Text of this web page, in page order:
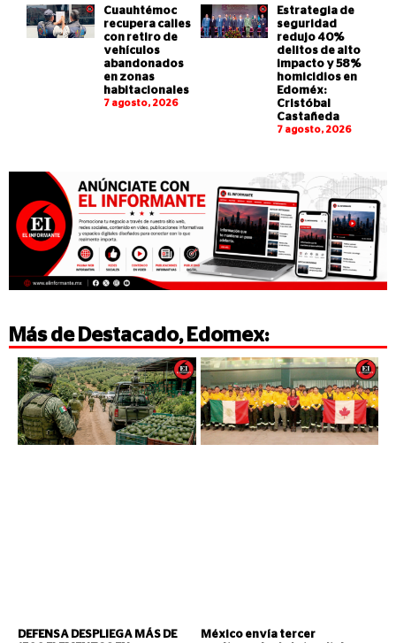
Cuauhtémoc
recupera calles
con retiro de
vehículos
abandonados
en zonas
habitacionales
7 agosto, 2026
Estrategia de
seguridad
redujo 40%
delitos de alto
impacto y 58%
homicidios en
Edoméx:
Cristóbal
Castañeda
7 agosto, 2026
Más de Destacado, Edomex:
DEFENSA DESPLIEGA MÁS DE
México envía tercer